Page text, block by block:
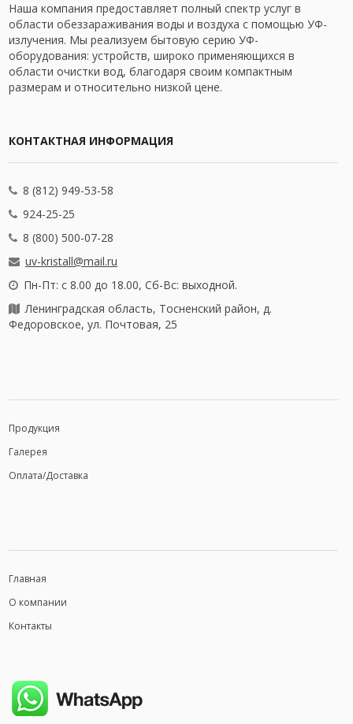
Наша компания предоставляет полный спектр услуг в
области обеззараживания воды и воздуха с помощью УФ-
излучения. Мы реализуем бытовую серию УФ-
оборудования: устройств, широко применяющихся в
области очистки вод, благодаря своим компактным
размерам и относительно низкой цене.
КОНТАКТНАЯ ИНФОРМАЦИЯ
8 (812) 949-53-58
924-25-25
8 (800) 500-07-28
uv-kristall@mail.ru
Пн-Пт: с 8.00 до 18.00, Сб-Вс: выходной.
Ленинградская область, Тосненский район, д.
Федоровское, ул. Почтовая, 25
Продукция
Галерея
Оплата/Доставка
Главная
О компании
Контакты